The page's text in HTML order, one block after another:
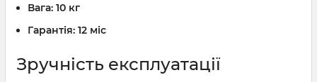
Вага: 10 кг
Гарантія: 12 міс
Зручність експлуатації